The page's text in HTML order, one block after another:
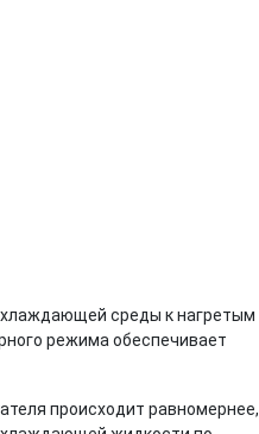
среды к нагретым
режима обеспечивает
происходит равномернее,